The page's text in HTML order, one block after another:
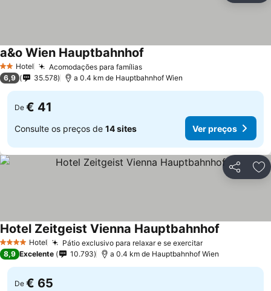
2 Estrelas
Hotel Acomodações para famílias
a&o Wien Hauptbahnhof
6,9 35.578 a 0.4 km de Hauptbahnhof Wien
De € 41
Consulte os preços de 14 sites Ver preços
Partilhar
4 EstrelasHotel Pátio exclusivo para relaxar e se exercitar
Hotel Zeitgeist Vienna Hauptbahnhof
8,9 Excelente 10.793 a 0.4 km de Hauptbahnhof Wien
De € 65